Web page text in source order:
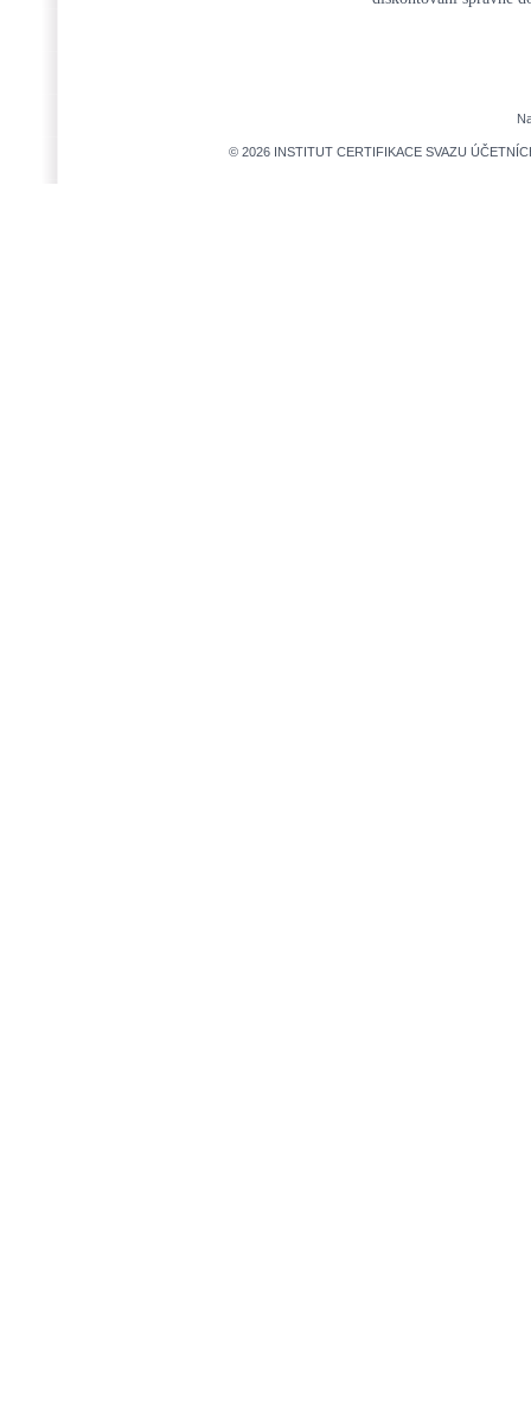
© 2026 INSTITUT CERTIFIKACE SVAZU